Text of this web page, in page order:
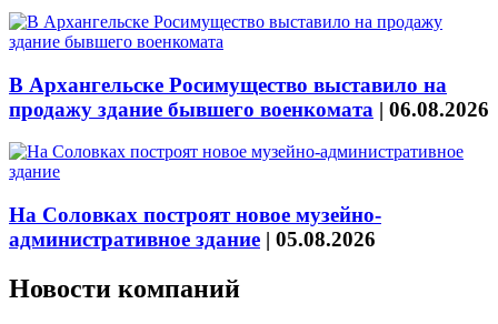
В Архангельске Росимущество выставило на
продажу здание бывшего военкомата | 06.08.2026
На Соловках построят новое музейно-
административное здание | 05.08.2026
Новости компаний